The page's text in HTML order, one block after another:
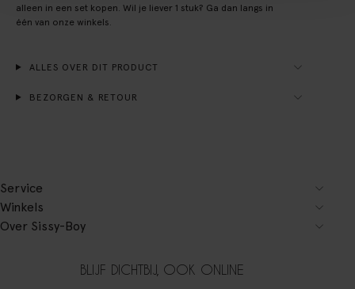
alleen in een set kopen. Wil je liever 1 stuk? Ga dan langs in
één van onze winkels.
ALLES OVER DIT PRODUCT
BEZORGEN & RETOUR
Service
Winkels
Over Sissy-Boy
BLIJF DICHTBIJ, OOK ONLINE